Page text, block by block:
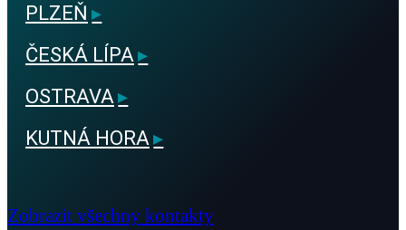
PLZEŇ
ČESKÁ LÍPA
OSTRAVA
KUTNÁ HORA
Zobrazit všechny kontakty